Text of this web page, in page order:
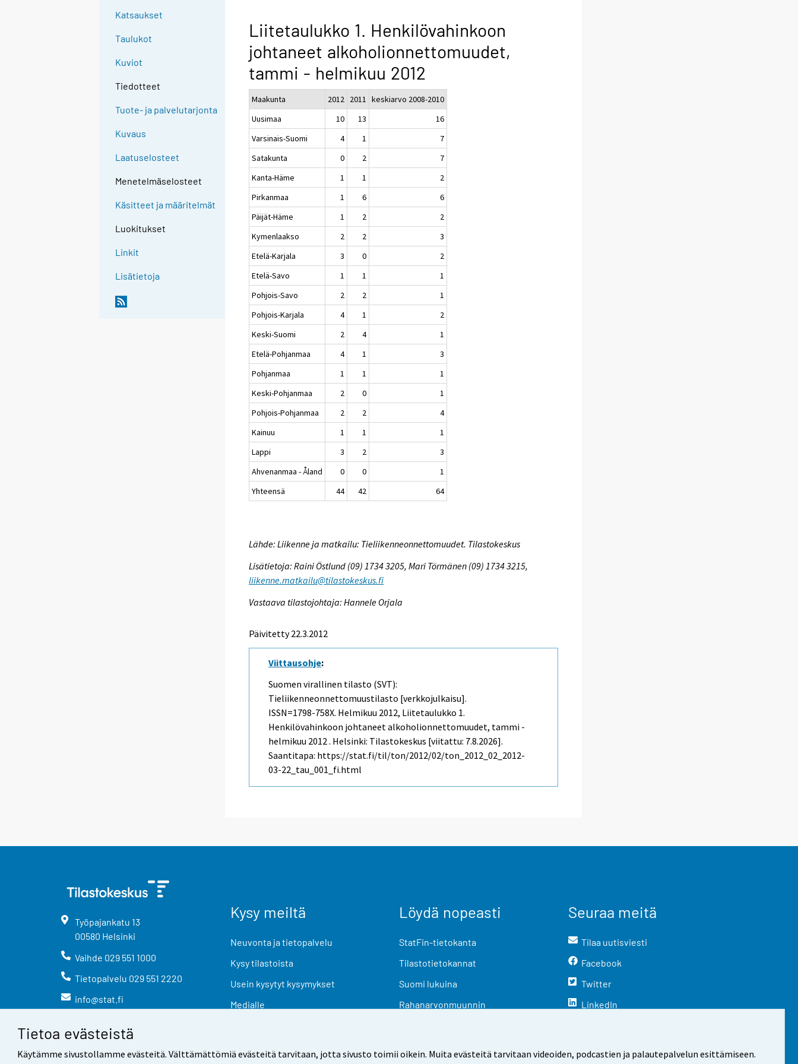
Tietoa evästeistä
Käytämme sivustollamme evästeitä. Välttämättömiä evästeitä tarvitaan, jotta sivusto toimii oikein. Muita evästeitä tarvitaan videoiden, podcastien ja palautepalvelun esittämiseen.
Katsaukset
Taulukot
Kuviot
Tiedotteet
Tuote- ja palvelutarjonta
Kuvaus
Laatuselosteet
Menetelmäselosteet
Käsitteet ja määritelmät
Luokitukset
Linkit
Lisätietoja
Liitetaulukko 1. Henkilövahinkoon
johtaneet alkoholionnettomuudet,
tammi - helmikuu 2012
Maakunta 2012 2011 keskiarvo 2008-2010
Uusimaa
10 13
16
Varsinais-Suomi
4 1
7
Satakunta
0 2
7
Kanta-Häme
1 1
2
Pirkanmaa
1 6
6
Päijät-Häme
1 2
2
Kymenlaakso
2 2
3
Etelä-Karjala
3 0
2
Etelä-Savo
1 1
1
Pohjois-Savo
2 2
1
Pohjois-Karjala
4 1
2
Keski-Suomi
2 4
1
Etelä-Pohjanmaa
4 1
3
Pohjanmaa
1 1
1
Keski-Pohjanmaa
2 0
1
Pohjois-Pohjanmaa
2 2
4
Kainuu
1 1
1
Lappi
3 2
3
Ahvenanmaa - Åland
0 0
1
Yhteensä
44 42 64
Lähde: Liikenne ja matkailu: Tieliikenneonnettomuudet. Tilastokeskus
Lisätietoja: Raini Östlund (09) 1734 3205, Mari Törmänen (09) 1734 3215,
liikenne.matkailu@tilastokeskus.fi
Vastaava tilastojohtaja: Hannele Orjala
Päivitetty 22.3.2012
Viittausohje:
Suomen virallinen tilasto (SVT):
Tieliikenneonnettomuustilasto [verkkojulkaisu].
ISSN=1798-758X. Helmikuu 2012, Liitetaulukko 1.
Henkilövahinkoon johtaneet alkoholionnettomuudet, tammi -
helmikuu 2012 . Helsinki: Tilastokeskus [viitattu: 7.8.2026].
Saantitapa: https://stat.fi/til/ton/2012/02/ton_2012_02_2012-
03-22_tau_001_fi.html
Työpajankatu 13
00580 Helsinki
Vaihde 029 551 1000
Tietopalvelu 029 551 2220
info@stat.fi
Kysy meiltä
Neuvonta ja tietopalvelu
Kysy tilastoista
Usein kysytyt kysymykset
Medialle
Löydä nopeasti
StatFin-tietokanta
Tilastotietokannat
Suomi lukuina
Rahanarvonmuunnin
Seuraa meitä
Tilaa uutisviesti
Facebook
Twitter
LinkedIn